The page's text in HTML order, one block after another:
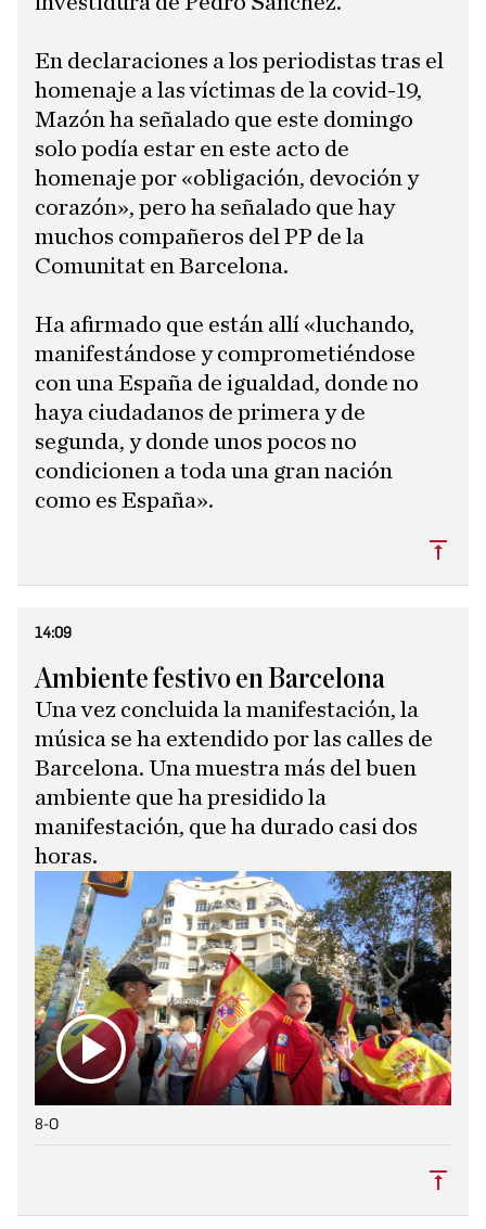
En declaraciones a los periodistas tras el
homenaje a las víctimas de la covid-19,
Mazón ha señalado que este domingo
solo podía estar en este acto de
homenaje por «obligación, devoción y
corazón», pero ha señalado que hay
muchos compañeros del PP de la
Comunitat en Barcelona.
Ha afirmado que están allí «luchando,
manifestándose y comprometiéndose
con una España de igualdad, donde no
haya ciudadanos de primera y de
segunda, y donde unos pocos no
condicionen a toda una gran nación
como es España».
14:09
Ambiente festivo en Barcelona
Una vez concluida la manifestación, la
música se ha extendido por las calles de
Barcelona. Una muestra más del buen
ambiente que ha presidido la
manifestación, que ha durado casi dos
horas.
8-O